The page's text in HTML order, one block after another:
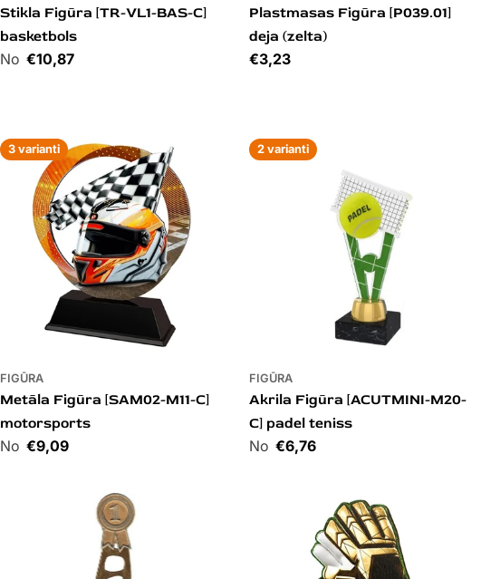
Stikla Figūra [TR-VL1-BAS-C]
basketbols
Cena€10,87
Plastmasas Figūra [P039.01]
deja (zelta)
Cena
€3,23
3 varianti
FIGŪRA
Metāla Figūra [SAM02-M11-C]
motorsports
Cena€9,09
2 varianti
FIGŪRA
Akrila Figūra [ACUTMINI-M20-
C] padel teniss
Cena€6,76